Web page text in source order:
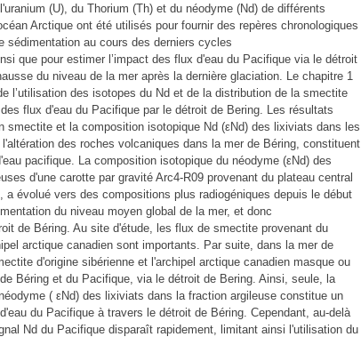
(U), du Thorium (Th) et du néodyme (Nd) de différents
Arctique ont été utilisés pour fournir des repères chronologiques
sédimentation au cours des derniers cycles
que pour estimer l’impact des flux d'eau du Pacifique via le détroit
du niveau de la mer après la dernière glaciation. Le chapitre 1
l’utilisation des isotopes du Nd et de la distribution de la smectite
flux d'eau du Pacifique par le détroit de Bering. Les résultats
smectite et la composition isotopique Nd (εNd) des lixiviats dans les
des roches volcaniques dans la mer de Béring, constituent
pacifique. La composition isotopique du néodyme (εNd) des
d'une carotte par gravité Arc4-R09 provenant du plateau central
a évolué vers des compositions plus radiogéniques depuis le début
du niveau moyen global de la mer, et donc
de Béring. Au site d'étude, les flux de smectite provenant du
arctique canadien sont importants. Par suite, dans la mer de
d'origine sibérienne et l'archipel arctique canadien masque ou
Béring et du Pacifique, via le détroit de Bering. Ainsi, seule, la
( εNd) des lixiviats dans la fraction argileuse constitue un
du Pacifique à travers le détroit de Béring. Cependant, au-delà
Nd du Pacifique disparaît rapidement, limitant ainsi l'utilisation du